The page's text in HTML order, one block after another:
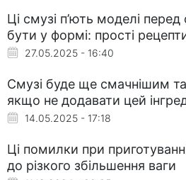
Ці смузі п’ють моделі
бути у формі: прості
27.05.2025 - 16:40
Смузі буде ще смачнішим
якщо не додавати цей
14.05.2025 - 17:18
Ці помилки при
до різкого збільшення ваги